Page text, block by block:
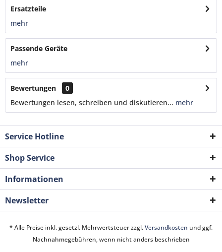
Ersatzteile
mehr
Passende Geräte
mehr
Bewertungen
0
Bewertungen lesen, schreiben und diskutieren... mehr
Service Hotline
Shop Service
Informationen
Newsletter
* Alle Preise inkl. gesetzl. Mehrwertsteuer zzgl.Versandkosten und ggf.
Nachnahmegebühren, wenn nicht anders beschrieben